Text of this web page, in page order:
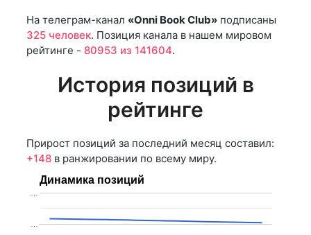
На телеграм-канал «Onni Book Club» подписаны
325 человек. Позиция канала в нашем мировом
рейтинге - 80953 из 141604.
История позиций в
рейтинге
Прирост позиций за последний месяц составил:
+148 в ранжировании по всему миру.
Динамика позиций
…
…